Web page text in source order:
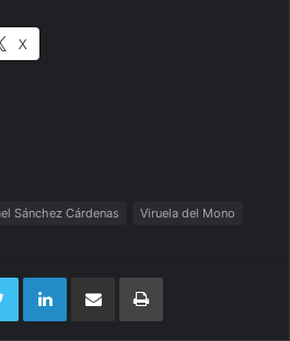
X
Sánchez Cárdenas Viruela del Mono
TwitterLinkedInCompartir por correo electrónicoImprimir